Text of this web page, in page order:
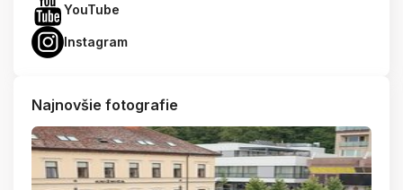
YouTube
Instagram
Najnovšie fotografie